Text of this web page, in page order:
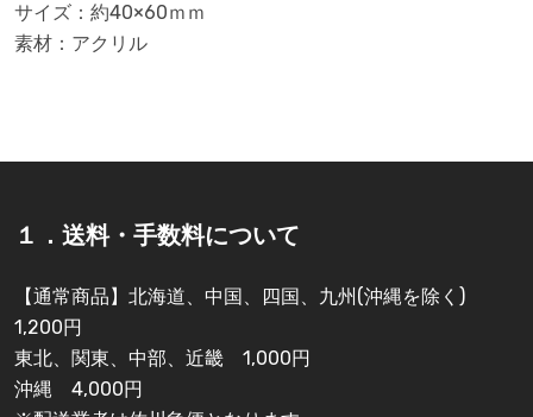
サイズ：約40×60ｍｍ
素材：アクリル
１．送料・手数料について
【通常商品】北海道、中国、四国、九州(沖縄を除く)
1,200円
東北、関東、中部、近畿 1,000円
沖縄 4,000円